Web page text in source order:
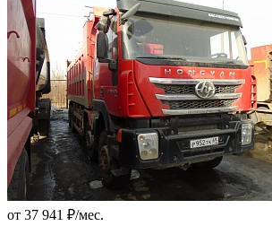
от 37 941 ₽/мес.